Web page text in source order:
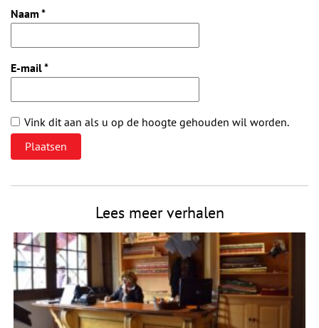
Naam *
E-mail*
Vink dit aan als u op de hoogte gehouden wil worden.
Lees meer verhalen